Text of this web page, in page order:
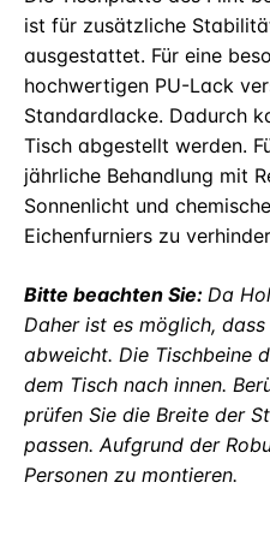
ist für zusätzliche
ausgestattet. Für eine
hochwertigen PU-Lack
Standardlacke. Dadurch
Tisch abgestellt werden.
jährliche Behandlung mit
Sonnenlicht und
Eichenfurniers zu
Bitte beachten Sie: Da
Daher ist es möglich,
abweicht. Die Tischbeine
dem Tisch nach innen.
prüfen Sie die Breite der
passen. Aufgrund der
Personen zu montieren.